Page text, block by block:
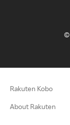
©
Rakuten Kobo
About Rakuten